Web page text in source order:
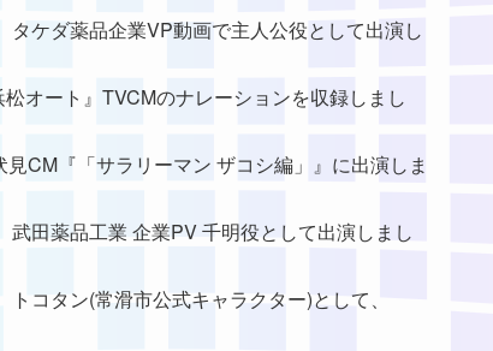
ケダ薬品企業VP動画で主人公役として出演し
オート』TVCMのナレーションを収録しまし
CM『「サラリーマン ザコシ編」』に出演しま
田薬品工業 企業PV 千明役として出演しまし
コタン(常滑市公式キャラクター)として、